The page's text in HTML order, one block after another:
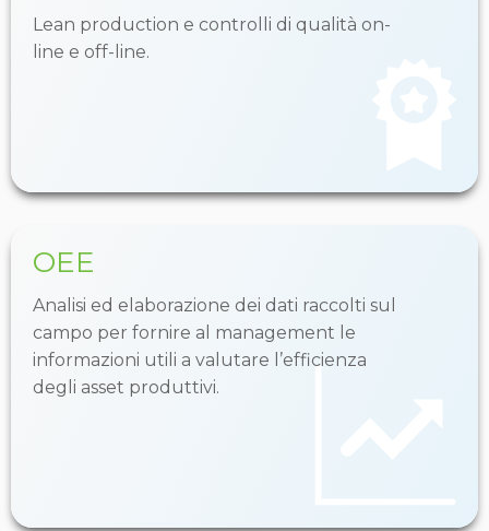
Lean production e controlli di qualità on-
line e off-line.
OEE
Analisi ed elaborazione dei dati raccolti sul
campo per fornire al management le
informazioni utili a valutare l’efficienza
degli asset produttivi.